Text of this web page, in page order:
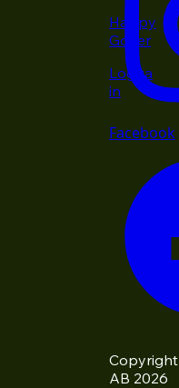
Happy
Golfer
Logga
in
Facebook
AB 2026